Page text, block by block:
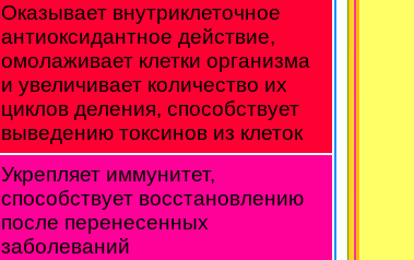
Оказывает внутриклеточное
антиоксидантное действие,
омолаживает клетки организма
и увеличивает количество их
циклов деления, способствует
выведению токсинов из клеток
Укрепляет иммунитет,
способствует восстановлению
после перенесенных
заболеваний